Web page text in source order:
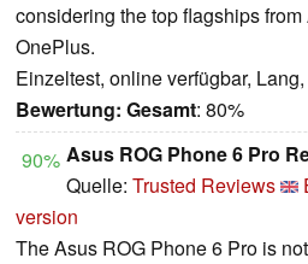
considering the top flagships
OnePlus.
Einzeltest, online verfügbar,
Bewertung: Gesamt: 80%
90% Asus ROG Phone 6 Pro
Quelle: Trusted Reviews
version
The Asus ROG Phone 6 Pro is